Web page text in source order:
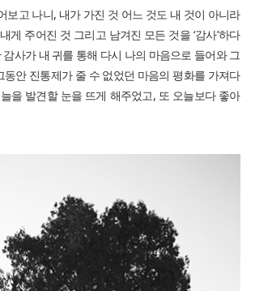
고 나니, 내가 가진 것 어느 것도 내 것이 아니라
게 주어진 것 그리고 남겨진 모든 것을 ‘감사’하다
사가 내 귀를 통해 다시 나의 마음으로 들어와 그
안 진통제가 줄 수 없었던 마음의 평화를 가져다
을 발견할 눈을 뜨게 해주었고, 또 오늘보다 좋아